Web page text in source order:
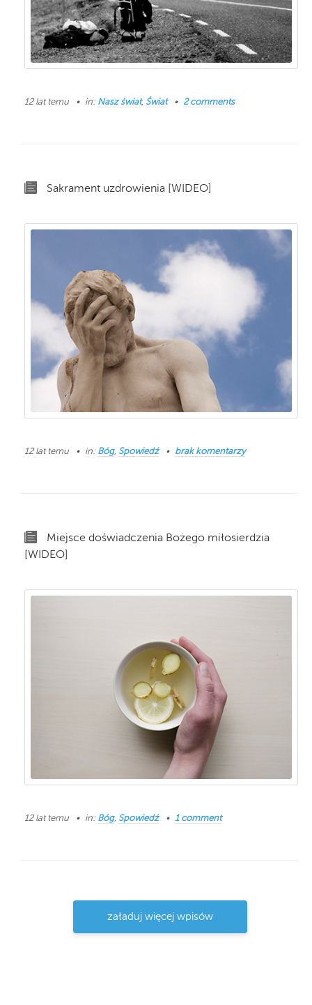
12 lat temu in: Nasz świat, Świat 2 comments
Sakrament uzdrowienia [WIDEO]
12 lat temu in: Bóg, Spowiedź brak komentarzy
Miejsce doświadczenia Bożego miłosierdzia
[WIDEO]
12 lat temu in: Bóg, Spowiedź 1 comment
załaduj więcej wpisów